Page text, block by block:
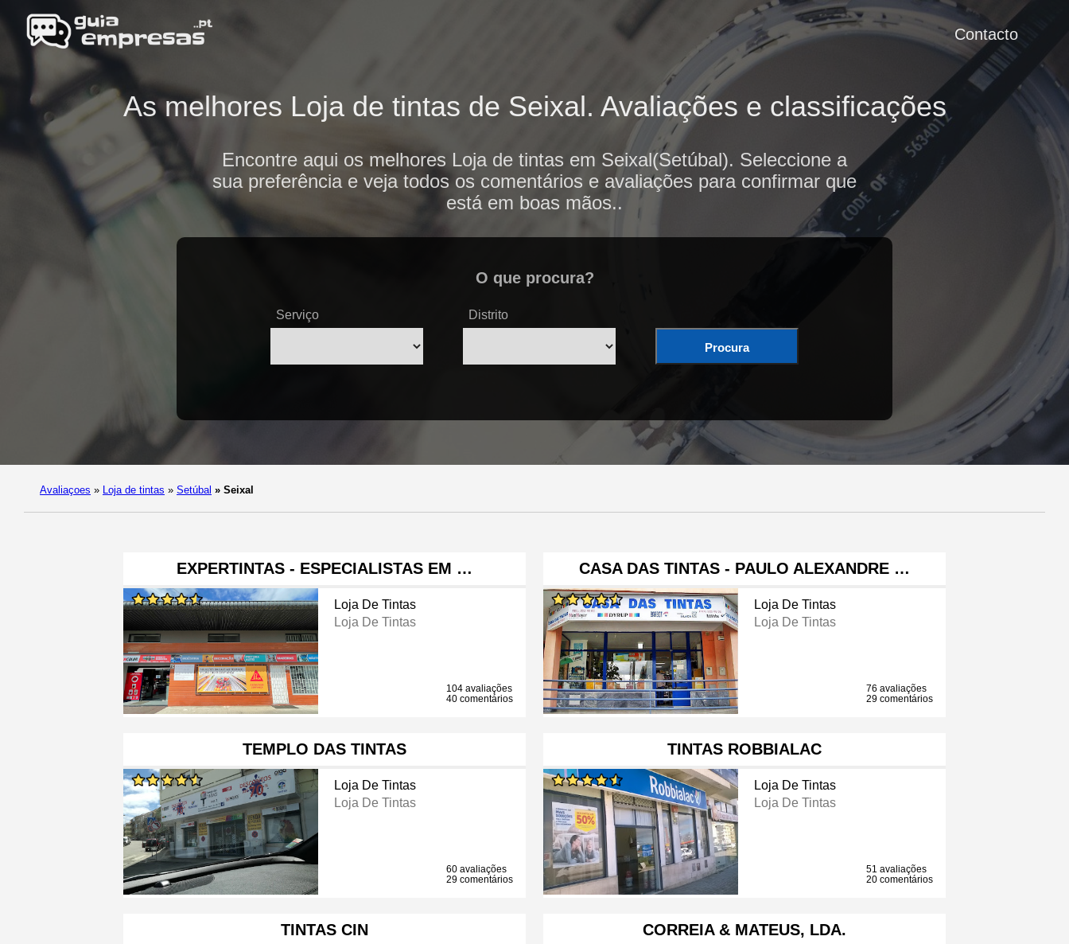
Contacto
As melhores Loja de tintas de Seixal. Avaliações e classificações
Encontre aqui os melhores Loja de tintas em Seixal(Setúbal). Seleccione a
sua preferência e veja todos os comentários e avaliações para confirmar que
está em boas mãos..
O que procura?
Serviço Distrito
Procura
Avaliaçoes » Loja de tintas » Setúbal » Seixal
EXPERTINTAS - ESPECIALISTAS EM …
Loja De Tintas
Loja De Tintas
104 avaliações
40 comentários
CASA DAS TINTAS - PAULO ALEXANDRE …
Loja De Tintas
Loja De Tintas
76 avaliações
29 comentários
TEMPLO DAS TINTAS
Loja De Tintas
Loja De Tintas
60 avaliações
29 comentários
TINTAS ROBBIALAC
Loja De Tintas
Loja De Tintas
51 avaliações
20 comentários
TINTAS CIN CORREIA & MATEUS, LDA.